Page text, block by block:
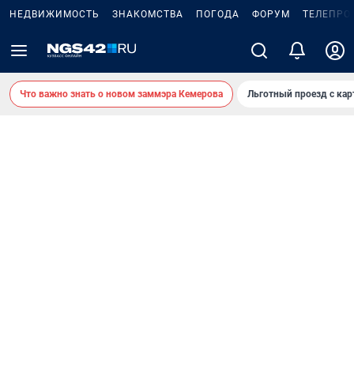
НЕДВИЖИМОСТЬ ЗНАКОМСТВА ПОГОДА ФОРУМ
Что важно знать о новом заммэра Кемерова Льготный проезд с